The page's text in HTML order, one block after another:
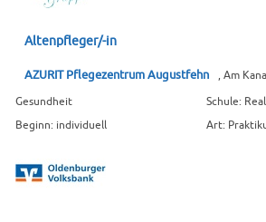
Altenpfleger/-in
AZURIT Pflegezentrum Augustfehn , Am
Gesundheit
Schule:
Beginn: individuell
Art: